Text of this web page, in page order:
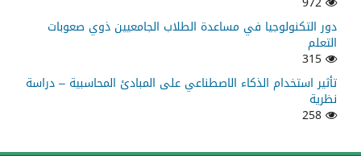
دور التكنولوجيا في مساعدة الطلاب الجامعيين ذوي صعوبات
التعلم
تأثير استخدام الذكاء الاصطناعي على المبادئ المحاسبية – دراسة
نظرية